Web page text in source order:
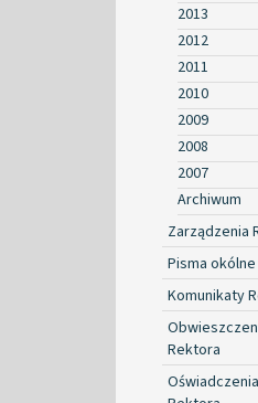
2013
2012
2011
2010
2009
2008
2007
Archiwum
Zarządzenia
Pisma
Komunikaty
Rektora
Oświadczenia